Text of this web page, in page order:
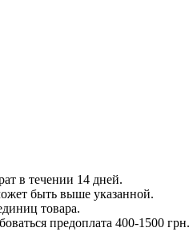
в течении 14 дней.
быть выше указанной.
товара.
предоплата 400-1500 грн.